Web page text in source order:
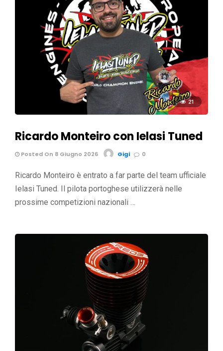
21
Ricardo Monteiro con Ielasi Tuned
Posted On 8 Giugno 2026 Gigi 0
Ricardo Monteiro è entrato a far parte del team ufficiale
Ielasi Tuned. Il pilota portoghese utilizzerà nelle
prossime competizioni nazionali …